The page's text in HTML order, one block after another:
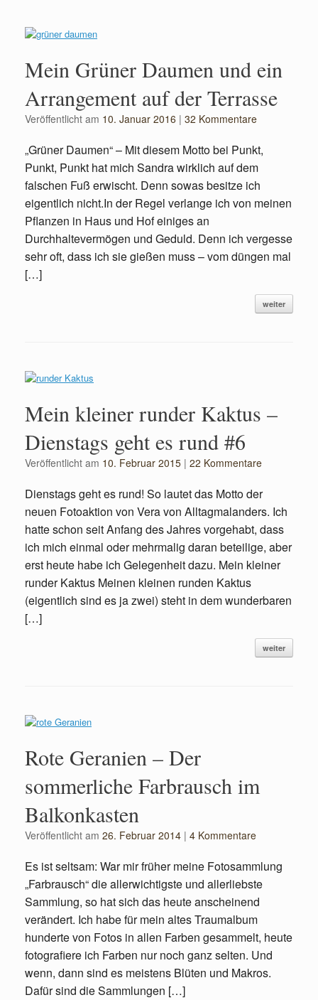
Mein Grüner Daumen und ein
Arrangement auf der Terrasse
Veröffentlicht am 10. Januar 2016 | 32 Kommentare
„Grüner Daumen“ – Mit diesem Motto bei Punkt,
Punkt, Punkt hat mich Sandra wirklich auf dem
falschen Fuß erwischt. Denn sowas besitze ich
eigentlich nicht.In der Regel verlange ich von meinen
Pflanzen in Haus und Hof einiges an
Durchhaltevermögen und Geduld. Denn ich vergesse
sehr oft, dass ich sie gießen muss – vom düngen mal
[…]
weiter
Mein kleiner runder Kaktus –
Dienstags geht es rund #6
Veröffentlicht am 10. Februar 2015 | 22 Kommentare
Dienstags geht es rund! So lautet das Motto der
neuen Fotoaktion von Vera von Alltagmalanders. Ich
hatte schon seit Anfang des Jahres vorgehabt, dass
ich mich einmal oder mehrmalig daran beteilige, aber
erst heute habe ich Gelegenheit dazu. Mein kleiner
runder Kaktus Meinen kleinen runden Kaktus
(eigentlich sind es ja zwei) steht in dem wunderbaren
[…]
weiter
Rote Geranien – Der
sommerliche Farbrausch im
Balkonkasten
Veröffentlicht am 26. Februar 2014 | 4 Kommentare
Es ist seltsam: War mir früher meine Fotosammlung
„Farbrausch“ die allerwichtigste und allerliebste
Sammlung, so hat sich das heute anscheinend
verändert. Ich habe für mein altes Traumalbum
hunderte von Fotos in allen Farben gesammelt, heute
fotografiere ich Farben nur noch ganz selten. Und
wenn, dann sind es meistens Blüten und Makros.
Dafür sind die Sammlungen […]